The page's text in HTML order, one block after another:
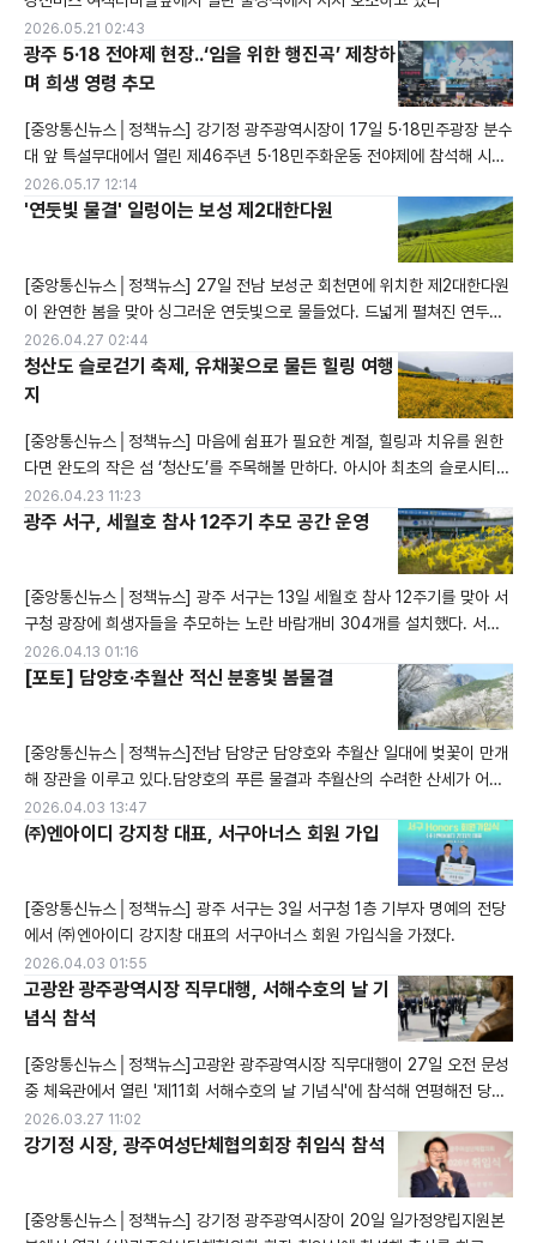
2026.05.21 02:43
광주 5·18 전야제 현장..‘임을 위한 행진곡’ 제창하
며 희생 영령 추모
[중앙통신뉴스│정책뉴스] 강기정 광주광역시장이 17일 5·18민주광장 분수
대 앞 특설무대에서 열린 제46주년 5·18민주화운동 전야제에 참석해 시민
들과 함께 뜻깊은 시간을 가졌다. 이 자리에서 강 시장은 행사장을 찾은 시민
들에게 환영의 인사를 전했고, '임을 위한 행진곡'을 참석자들과 함께 힘차게
불렀다. 또한, 우원식 국회의장과 나란히 행사장에 입장하며 민주주의의 의
미를 되새기는 대화도 나눴다.5·18 전야제는 광주 시민은 물론 전국 각지에
서 온 국민
2026.05.17 12:14
'연둣빛 물결' 일렁이는 보성 제2대한다원
[중앙통신뉴스│정책뉴스] 27일 전남 보성군 회천면에 위치한 제2대한다원
이 완연한 봄을 맞아 싱그러운 연둣빛으로 물들었다. 드넓게 펼쳐진 연두색
차밭이 짙푸른 산세와 조화를 이루며 마치 한 폭의 수채화를 그려낸 듯한 장
관을 연출하고 있다. 한편, 보성의 차 문화를 만끽할 수 있는 ‘제49회 보성
다향대축제’는 오는 5월 1일부터 5일까지 한국차문화공원을 비롯한 보성차
2026.04.27 02:44
청산도 슬로걷기 축제, 유채꽃으로 물든 힐링 여행
지
[중앙통신뉴스│정책뉴스] 마음에 쉼표가 필요한 계절, 힐링과 치유를 원한
다면 완도의 작은 섬 ‘청산도’를 주목해볼 만하다. 아시아 최초의 슬로시티이
자, 맑은 공기와 옛 돌담길, 전통 구들장 논이 이어진 이곳은 시간이 천천히
흐르는 듯한 평온함을 선사한다. 지금 청산도는 눈부신 유채꽃으로 물들어
있다. 산과 들은 화사한 노란색으로 단장하고, 그 풍경만으로도 여행객의 발
길이 절로 머문다. 오는 4월 30일까지 ‘청산도에서 치유해 봄’이라는 주제로
‘슬로걷기
2026.04.23 11:23
광주 서구, 세월호 참사 12주기 추모 공간 운영
[중앙통신뉴스│정책뉴스] 광주 서구는 13일 세월호 참사 12주기를 맞아 서
구청 광장에 희생자들을 추모하는 노란 바람개비 304개를 설치했다. 서구
는 참사의 교훈을 잊지 않고 안전한 사회를 조성하기 위해 오는 16일까지 추
모 공간을 운영한다.
2026.04.13 01:16
[포토] 담양호·추월산 적신 분홍빛 봄물결
[중앙통신뉴스│정책뉴스]전남 담양군 담양호와 추월산 일대에 벚꽃이 만개
해 장관을 이루고 있다.담양호의 푸른 물결과 추월산의 수려한 산세가 어우
러진 가운데, 용마루길로 이어지는 도로변을 따라 화사하게 핀 벚꽃이 상춘
객들의 마음을 사로잡고 있다. 이곳을 찾은 관광객들은 활짝 핀 꽃터널 아래
2026.04.03 13:47
㈜엔아이디 강지창 대표, 서구아너스 회원 가입
[중앙통신뉴스│정책뉴스] 광주 서구는 3일 서구청 1층 기부자 명예의 전당
에서 ㈜엔아이디 강지창 대표의 서구아너스 회원 가입식을 가졌다.
2026.04.03 01:55
고광완 광주광역시장 직무대행, 서해수호의 날 기
념식 참석
[중앙통신뉴스│정책뉴스]고광완 광주광역시장 직무대행이 27일 오전 문성
중 체육관에서 열린 '제11회 서해수호의 날 기념식'에 참석해 연평해전 당시
전사한 고 서정우 하사 흉상에 헌화하고 있다.
2026.03.27 11:02
강기정 시장, 광주여성단체협의회장 취임식 참석
[중앙통신뉴스│정책뉴스] 강기정 광주광역시장이 20일 일가정양립지원본